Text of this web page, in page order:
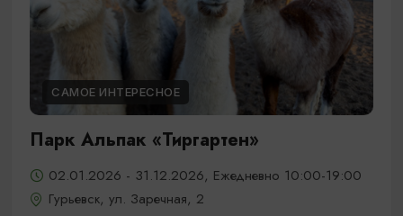
САМОЕ ИНТЕРЕСНОЕ
Парк Альпак «Тиргартен»
02.01.2026 - 31.12.2026, Ежедневно 10:00-19:00
Гурьевск, ул. Заречная, 2